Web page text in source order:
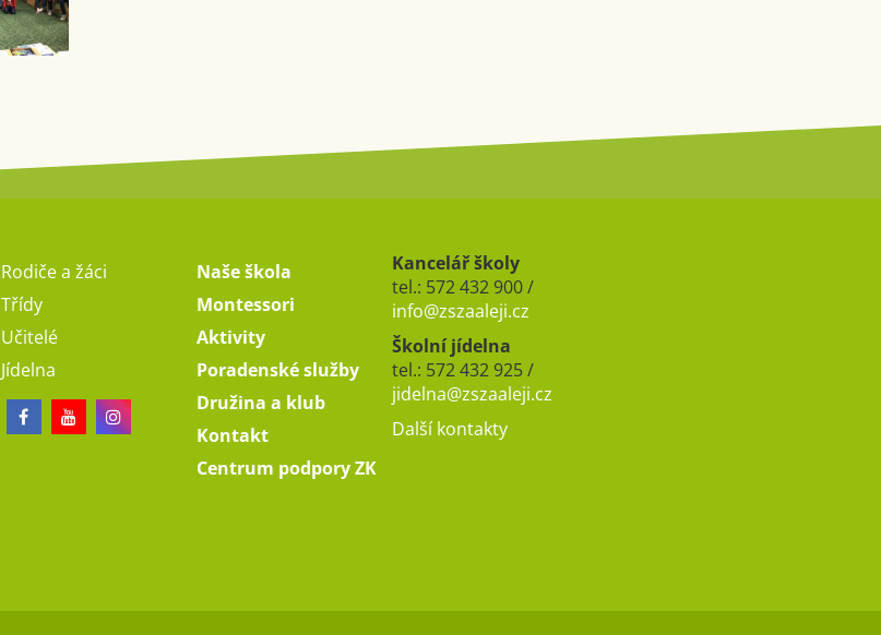
Rodiče a žáci
Třídy
Učitelé
Jídelna
Naše škola
Montessori
Aktivity
Poradenské služby
Družina a klub
Kontakt
Centrum podpory ZK
Kancelář školy
tel.: 572 432 900 /
info@zszaaleji.cz
Školní jídelna
tel.: 572 432 925 /
jidelna@zszaaleji.cz
Další kontakty